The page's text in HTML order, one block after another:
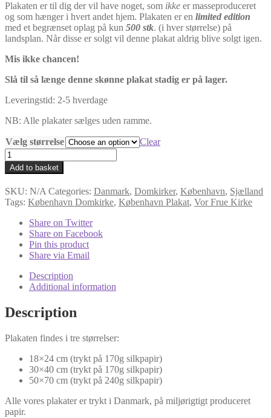
Plakaten er til dig der vil have noget, som ikke er masseproduceret
og som hænger i hvert andet hjem. Plakaten er en limited edition
med et begrænset oplag på kun 500 stk. (i hver størrelse) på
landsplan. Når disse er solgt vil denne plakat aldrig blive solgt igen.
Mis ikke chancen!
Slå til så længe denne skønne plakat stadig er på lager.
Leveringstid: 2-5 hverdage
NB: Alle plakater sælges uden ramme.
Vælg størrelse
Clear
København
Domkirke
Plakat
quantity
Add to basket
SKU: N/A Categories: Danmark, Domkirker, København, Sjælland
Tags: København Domkirke, København Plakat, Vor Frue Kirke
Share on Twitter
Share on Facebook
Pin this product
Share via Email
Description
Additional information
Description
Plakaten findes i tre størrelser:
18×24 cm (trykt på 170g silkpapir)
30×40 cm (trykt på 170g silkpapir)
50×70 cm (trykt på 240g silkpapir)
Alle vores plakater er trykt i Danmark, på miljørigtigt produceret
papir.